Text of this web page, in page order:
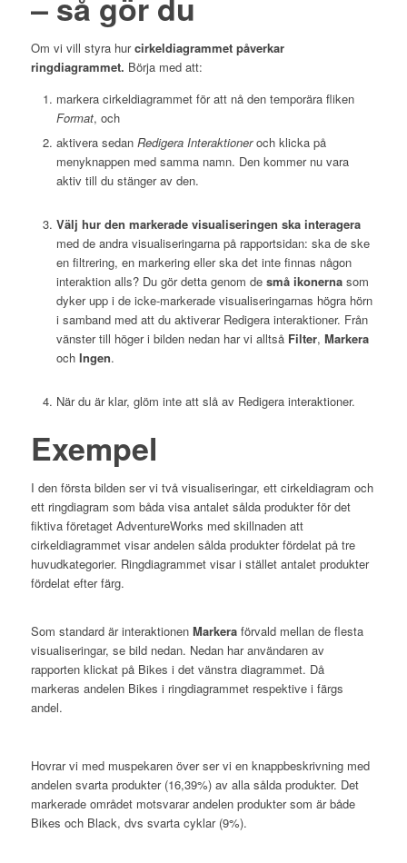
Om vi vill styra hurcirkeldiagrammet påverkar
ringdiagrammet. Börja med att:
markera cirkeldiagrammet för att nå den temporära fliken
Format, och
aktivera sedan Redigera Interaktioneroch klicka på
menyknappen med samma namn. Den kommer nu vara
aktiv till du stänger av den.
Välj hur den markerade visualiseringen ska interagera
med de andra visualiseringarna på rapportsidan: ska de ske
en filtrering, en markering eller ska det inte finnas någon
interaktion alls? Du gör detta genom de små ikonerna som
dyker upp i de icke-markerade visualiseringarnas högra hörn
i samband med att du aktiverar Redigera interaktioner. Från
vänster till höger i bilden nedan har vi alltså Filter, Markera
och Ingen.
När du är klar, glöm inte att slå av Redigera interaktioner.
Exempel
I den första bilden ser vi två visualiseringar, ett cirkeldiagram och
ett ringdiagram som båda visa antalet sålda produkter för det
fiktiva företaget AdventureWorks med skillnaden att
cirkeldiagrammet visar andelen sålda produkter fördelat på tre
huvudkategorier. Ringdiagrammet visar i stället antalet produkter
fördelat efter färg.
Som standard är interaktionen Markeraförvald mellan de flesta
visualiseringar, se bild nedan. Nedan har användaren av
rapporten klickat på Bikes i det vänstra diagrammet. Då
markeras andelen Bikes i ringdiagrammet respektive i färgs
andel.
Hovrar vi med muspekaren över ser vi en knappbeskrivning med
andelen svarta produkter (16,39%) av alla sålda produkter. Det
markerade området motsvarar andelen produkter som är både
Bikes och Black, dvs svarta cyklar (9%).